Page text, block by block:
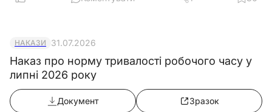
НАКАЗИ 31.07.2026
Наказ про норму тривалості робочого часу у
липні 2026 року
Документ Зразок